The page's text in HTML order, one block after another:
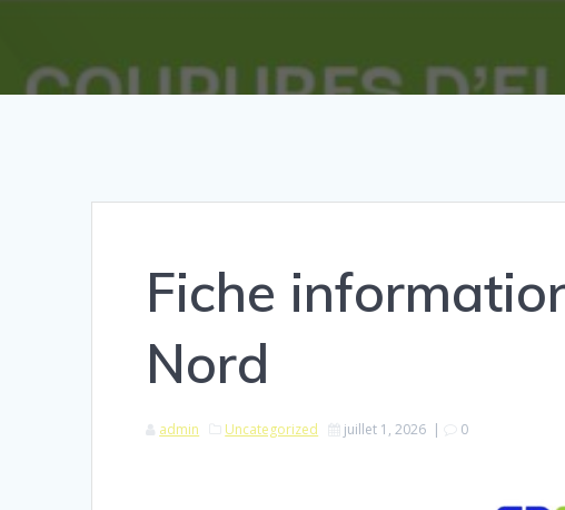
Fiche
Nord
admin Uncategorized juillet 1, 2026 | 0